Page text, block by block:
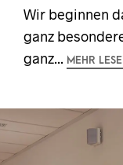
Wir beginnen
ganz
ganz... MEHR